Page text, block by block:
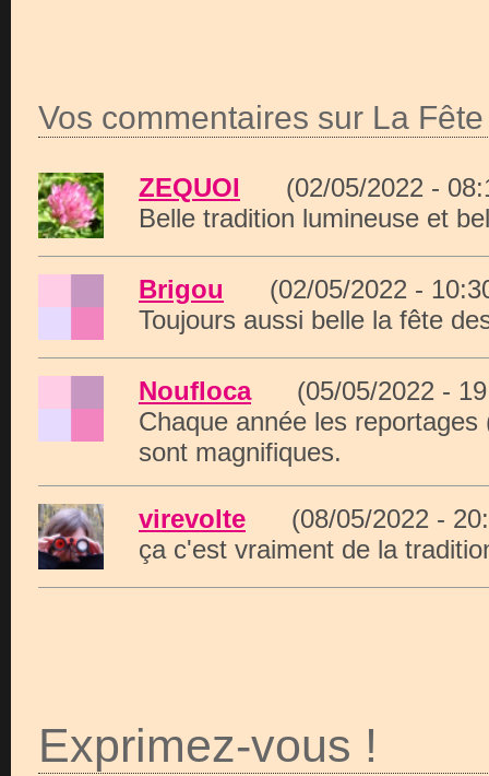
Vos commentaires sur La
ZEQUOI (02/05/2022 -
Belle tradition lumineuse et
Brigou (02/05/2022 -
Toujours aussi belle la fête
Noufloca(05/05/2022 -
Chaque année les
sont magnifiques.
virevolte (08/05/2022 -
ça c'est vraiment de la
Exprimez-vous !